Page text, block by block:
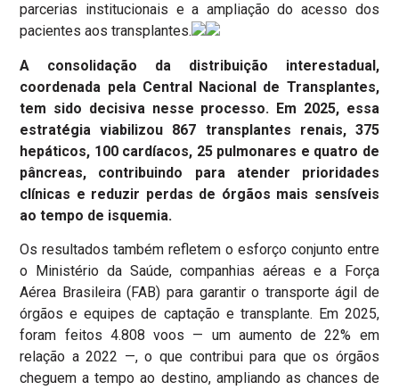
parcerias institucionais e a ampliação do acesso dos
pacientes aos transplantes.
A consolidação da distribuição interestadual,
coordenada pela Central Nacional de Transplantes,
tem sido decisiva nesse processo. Em 2025, essa
estratégia viabilizou 867 transplantes renais, 375
hepáticos, 100 cardíacos, 25 pulmonares e quatro de
pâncreas, contribuindo para atender prioridades
clínicas e reduzir perdas de órgãos mais sensíveis
ao tempo de isquemia.
Os resultados também refletem o esforço conjunto entre
o Ministério da Saúde, companhias aéreas e a Força
Aérea Brasileira (FAB) para garantir o transporte ágil de
órgãos e equipes de captação e transplante. Em 2025,
foram feitos 4.808 voos — um aumento de 22% em
relação a 2022 —, o que contribui para que os órgãos
cheguem a tempo ao destino, ampliando as chances de